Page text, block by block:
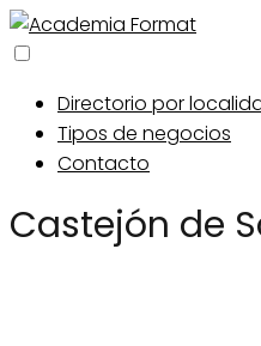
Directorio por
Tipos de negocios
Contacto
Castejón de